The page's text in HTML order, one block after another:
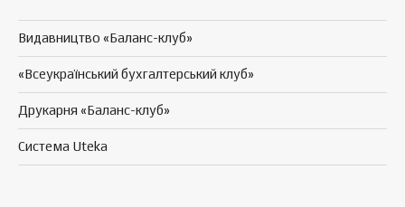
Видавництво «Баланс-клуб»
«Всеукраїнський бухгалтерський клуб»
Друкарня «Баланс-клуб»
Система Uteka